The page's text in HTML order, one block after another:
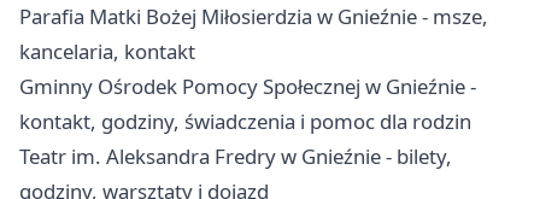
Parafia Matki Bożej Miłosierdzia w Gnieźnie - msze,
kancelaria, kontakt
Gminny Ośrodek Pomocy Społecznej w Gnieźnie -
kontakt, godziny, świadczenia i pomoc dla rodzin
Teatr im. Aleksandra Fredry w Gnieźnie - bilety,
godziny, warsztaty i dojazd